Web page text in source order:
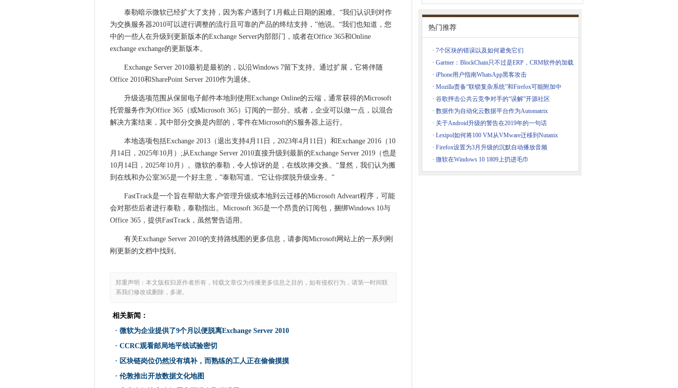
邮局“缺乏人性”在治疗亚浦背车时，对手说
苹果如何在今年改善iCloud
团队如何帮助Ferguson的前线工人
由于威胁增殖，公司敦促建造新的恶意软件和策略
Gartner：准备好在工作场所中的更多AI
kee-berk安装Windows补丁的情况
使用Anthos，Google旨在统一开源云技术
微软努力支持分散的身份
英国推出了世界上第一个在线安全法规
英国委员会团队提升网络安全
微软为企业提供了9个月以便脱离Exchange Server 2010
是时候阻止Windows自动更新了
Gartner：BlockChain只不过是ERP，CRM软件的加载项
Spyware Targets WhatsApp用户
区块链岗位仍然没有填补，而熟练的工人正在偷偷摸摸
iPhone用户指南WhatsApp黑客攻击
Mozilla责备“联锁复杂系统”和Firefox可能附加中断的混乱
您需要了解Apple的1亿美元英特尔5G调制解调器投资
Eagle Eye旨在引导“All-In”Google云平台迁移
泰勒暗示微软已经扩大了支持，因为客户遇到了1月截止日期的困难。“我们认识到对作
为交换服务器2010可以进行调整的流行且可靠的产品的终结支持，”他说。“我们也知道，您
中的一些人在升级到更新版本的Exchange Server内部部门，或者在Office 365和Online
exchange exchange的更新版本。
Exchange Server 2010最初是最初的，以沿Windows 7留下支持。通过扩展，它将伴随
Office 2010和SharePoint Server 2010作为退休。
升级选项范围从保留电子邮件本地到使用Exchange Online的云端，通常获得的Microsoft
托管服务作为Office 365（或Microsoft 365）订阅的一部分。或者，企业可以做一点，以混合
解决方案结束，其中部分交换是内部的，零件在Microsoft的S服务器上运行。
本地选项包括Exchange 2013（退出支持4月11日，2023年4月11日）和Exchange 2016（10
月14日，2025年10月）;从Exchange Server 2010直接升级到最新的Exchange Server 2019（也是
10月14日，2025年10月）。微软的泰勒，令人惊讶的是，在线吹捧交换。“显然，我们认为搬
到在线和办公室365是一个好主意，”泰勒写道。“它让你摆脱升级业务。”
FastTrack是一个旨在帮助大客户管理升级或本地到云迁移的Microsoft Adveart程序，可能
会对那些后者进行泰勒，泰勒指出。Microsoft 365是一个昂贵的订阅包，捆绑Windows 10与
Office 365，提供FastTrack，虽然警告适用。
有关Exchange Server 2010的支持路线图的更多信息，请参阅Microsoft网站上的一系列刚
刚更新的文档中找到。
郑重声明：本文版权归原作者所有，转载文章仅为传播更多信息之目的，如有侵权行为，请第一时间联
系我们修改或删除，多谢。
相关新闻：
· 微软为企业提供了9个月以便脱离Exchange Server 2010
· CCRC观看邮局地平线试验密切
· 区块链岗位仍然没有填补，而熟练的工人正在偷偷摸摸
· 伦敦推出开放数据文化地图
热门推荐
· 7个区块的错误以及如何避免它们
· Gartner：BlockChain只不过是ERP，CRM软件的加载
项
· iPhone用户指南WhatsApp黑客攻击
· Mozilla责备“联锁复杂系统”和Firefox可能附加中
· 谷歌抨击公共云竞争对手的“误解”开源社区
· 数据作为自动化云数据平台作为Automatrix
· 关于Android升级的警告在2019年的一句话
· Lexipol如何将100 VM从VMware迁移到Nutanix
· Firefox设置为3月升级的沉默自动播放音频
· 微软在Windows 10 1809上扔进毛巾